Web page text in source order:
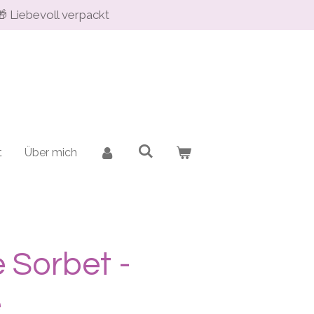
Liebevoll verpackt
Über mich
Sorbet -